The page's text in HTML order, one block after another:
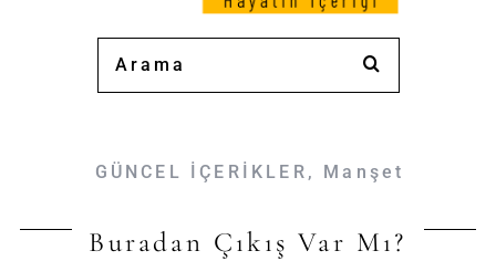
GÜNCEL İÇERİKLER , Manşet
Buradan Çıkış Var Mı?